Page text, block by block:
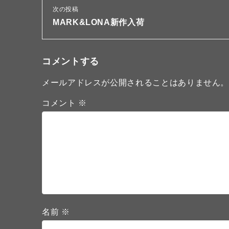
次の投稿
MARK&LONA新作入荷
コメントする
メールアドレスが公開されることはありません。
コメント ※
名前 ※